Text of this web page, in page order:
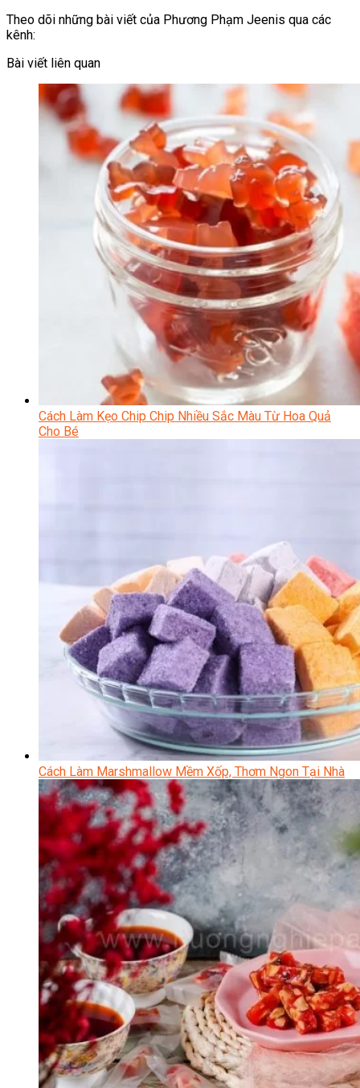
Theo dõi những bài viết của Phương Phạm Jeenis qua các
kênh:
Bài viết liên quan
Cách Làm Kẹo Chip Chip Nhiều Sắc Màu Từ Hoa Quả
Cho Bé
Cách Làm Marshmallow Mềm Xốp, Thơm Ngon Tại Nhà